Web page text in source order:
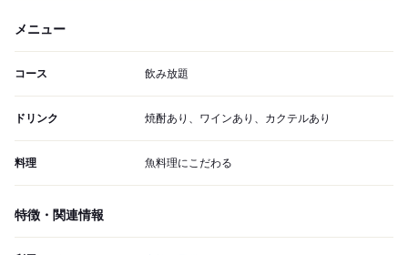
メニュー
コース 飲み放題
ドリンク 焼酎あり、ワインあり、カクテルあり
料理 魚料理にこだわる
特徴・関連情報